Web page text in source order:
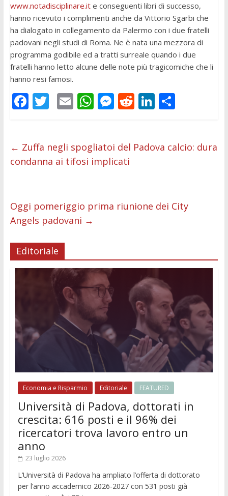
www.notadisciplinare.ite conseguenti libri di successo,
hanno ricevuto i complimenti anche da Vittorio Sgarbi che
ha dialogato in collegamento da Palermo con i due fratelli
padovani negli studi di Roma. Ne è nata una mezzora di
programma godibile ed a tratti surreale quando i due
fratelli hanno letto alcune delle note più tragicomiche che li
hanno resi famosi.
F
b
o
k
T
er
E
l
W
s
A
p
M
e
n
er
R
di
Li
e
C
di
← Zuffa negli spogliatoi del Padova calcio: dura
condanna ai tifosi implicati
Oggi pomeriggio prima riunione dei City
Angels padovani →
Editoriale
Economia e Risparmio Editoriale FEATURED
Università di Padova, dottorati in
crescita: 616 posti e il 96% dei
ricercatori trova lavoro entro un
anno
23 luglio 2026
L’Università di Padova ha ampliato l’offerta di dottorato
per l’anno accademico 2026-2027 con 531 posti già